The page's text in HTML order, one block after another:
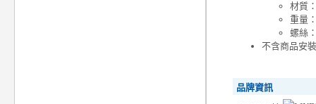
材質
重量
螺絲
不含商品安
品牌資訊